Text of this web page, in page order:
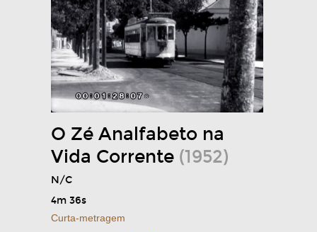
O Zé Analfabeto na
Vida Corrente (1952)
N/C
4m 36s
Curta-metragem